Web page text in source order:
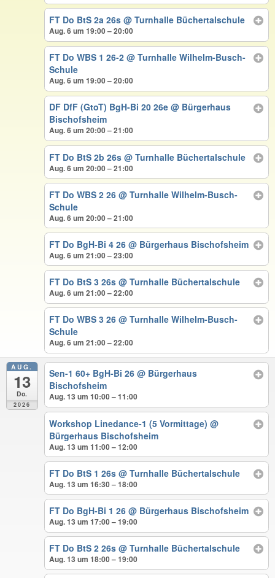
FT Do BtS 2a 26s@ Turnhalle Büchertalschule
Aug. 6 um 19:00 – 20:00
FT Do WBS 1 26-2@ Turnhalle Wilhelm-Busch-
Schule
Aug. 6 um 19:00 – 20:00
DF DfF (GtoT) BgH-Bi 20 26e@ Bürgerhaus
Bischofsheim
Aug. 6 um 20:00 – 21:00
FT Do BtS 2b 26s@ Turnhalle Büchertalschule
Aug. 6 um 20:00 – 21:00
FT Do WBS 2 26@ Turnhalle Wilhelm-Busch-
Schule
Aug. 6 um 20:00 – 21:00
FT Do BgH-Bi 4 26@ Bürgerhaus Bischofsheim
Aug. 6 um 21:00 – 23:00
FT Do BtS 3 26s@ Turnhalle Büchertalschule
Aug. 6 um 21:00 – 22:00
FT Do WBS 3 26@ Turnhalle Wilhelm-Busch-
Schule
Aug. 6 um 21:00 – 22:00
AUG.
13
Do.
2026
Sen-1 60+ BgH-Bi 26@ Bürgerhaus
Bischofsheim
Aug. 13 um 10:00 – 11:00
Workshop Linedance-1 (5 Vormittage)@
Bürgerhaus Bischofsheim
Aug. 13 um 11:00 – 12:00
FT Do BtS 1 26s@ Turnhalle Büchertalschule
Aug. 13 um 16:30 – 18:00
FT Do BgH-Bi 1 26@ Bürgerhaus Bischofsheim
Aug. 13 um 17:00 – 19:00
FT Do BtS 2 26s@ Turnhalle Büchertalschule
Aug. 13 um 18:00 – 19:00